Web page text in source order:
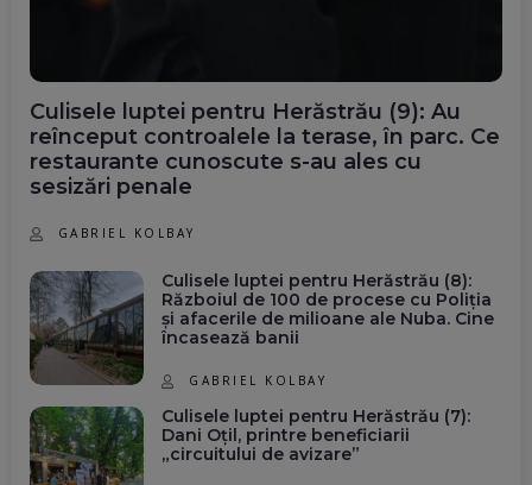
Culisele luptei pentru Herăstrău (9): Au
reînceput controalele la terase, în parc. Ce
restaurante cunoscute s-au ales cu
sesizări penale
GABRIEL KOLBAY
Culisele luptei pentru Herăstrău (8):
Războiul de 100 de procese cu Poliția
și afacerile de milioane ale Nuba. Cine
încasează banii
GABRIEL KOLBAY
Culisele luptei pentru Herăstrău (7):
Dani Oțil, printre beneficiarii
„circuitului de avizare”